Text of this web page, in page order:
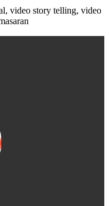
video story telling, video